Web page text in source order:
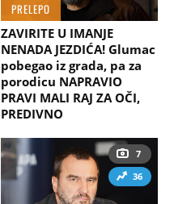
PRELEPO
ZAVIRITE U IMANJE
NENADA JEZDIĆA! Glumac
pobegao iz grada, pa za
porodicu NAPRAVIO
PRAVI MALI RAJ ZA OČI,
PREDIVNO
7
36